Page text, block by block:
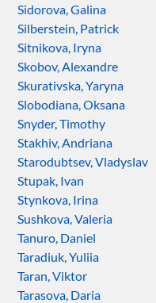
Sidorova, Galina
Silberstein, Patrick
Sitnikova, Iryna
Skobov, Alexandre
Skurativska, Yaryna
Slobodiana, Oksana
Snyder, Timothy
Stakhiv, Andriana
Starodubtsev, Vladyslav
Stupak, Ivan
Stynkova, Irina
Sushkova, Valeria
Tanuro, Daniel
Taradiuk, Yuliia
Taran, Viktor
Tarasova, Daria